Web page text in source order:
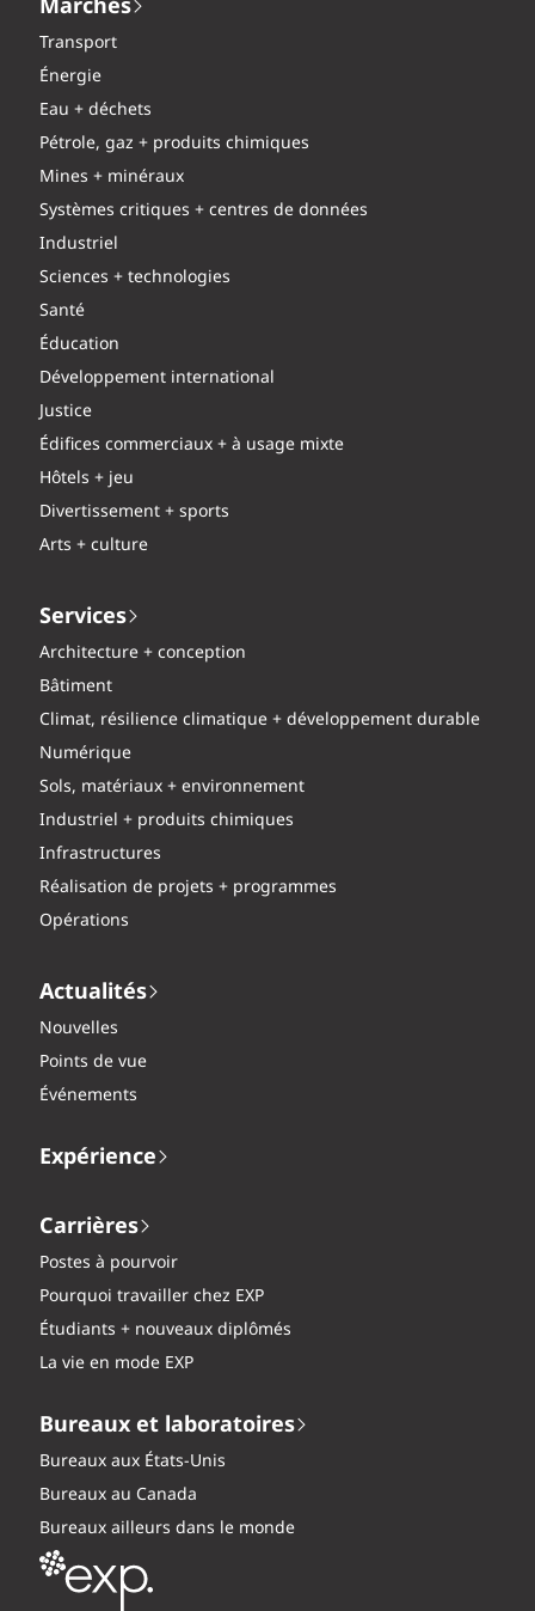
Marchés
Transport
Énergie
Eau + déchets
Pétrole, gaz + produits chimiques
Mines + minéraux
Systèmes critiques + centres de données
Industriel
Sciences + technologies
Santé
Éducation
Développement international
Justice
Édifices commerciaux + à usage mixte
Hôtels + jeu
Divertissement + sports
Arts + culture
Services
Architecture + conception
Bâtiment
Climat, résilience climatique + développement durable
Numérique
Sols, matériaux + environnement
Industriel + produits chimiques
Infrastructures
Réalisation de projets + programmes
Opérations
Actualités
Nouvelles
Points de vue
Événements
Expérience
Carrières
Postes à pourvoir
Pourquoi travailler chez EXP
Étudiants + nouveaux diplômés
La vie en mode EXP
Bureaux et laboratoires
Bureaux aux États-Unis
Bureaux au Canada
Bureaux ailleurs dans le monde